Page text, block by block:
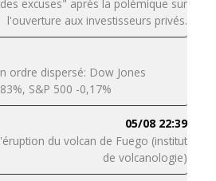
excuses" après la polémique sur
l'ouverture aux investisseurs privés.
ordre dispersé: Dow Jones
S&P 500 -0,17%
05/08 22:39
du volcan de Fuego (institut
de volcanologie)